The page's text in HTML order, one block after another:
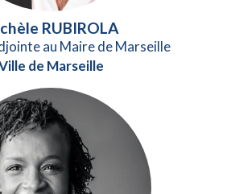
RUBIROLA
au Maire de Marseille
de Marseille